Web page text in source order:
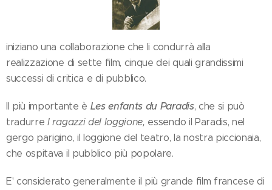
iniziano una collaborazione che li condurrà alla
realizzazione di sette film, cinque dei quali grandissimi
successi di critica e di pubblico.
Il più importante è Les enfants du Paradis, che si può
tradurreI ragazzi del loggione, essendo il Paradis, nel
gergo parigino, il loggione del teatro, la nostra piccionaia,
che ospitava il pubblico più popolare.
E' considerato generalmente il più grande film francese di